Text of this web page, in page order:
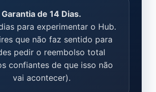
Garantia de 14 Dias.
para experimentar o Hub.
que não faz sentido para
pedir o reembolso total
confiantes de que isso não
vai acontecer).